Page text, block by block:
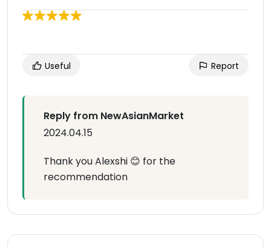
Useful Report
Reply from NewAsianMarket
2024.04.15
Thank you Alexshi 😊 for the
recommendation